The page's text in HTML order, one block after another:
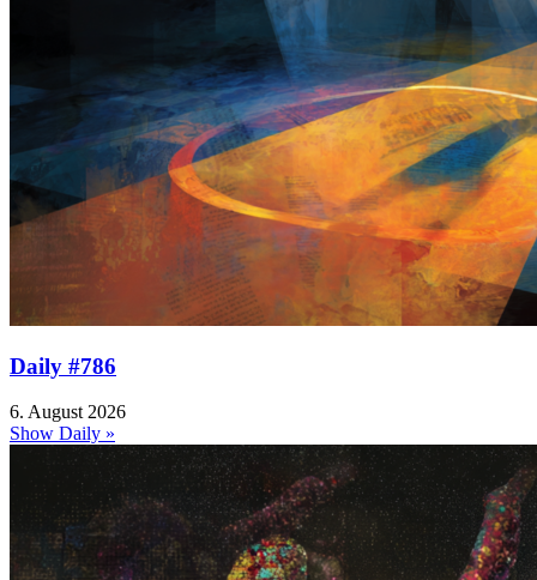
Daily #786
6. August 2026
Show Daily »